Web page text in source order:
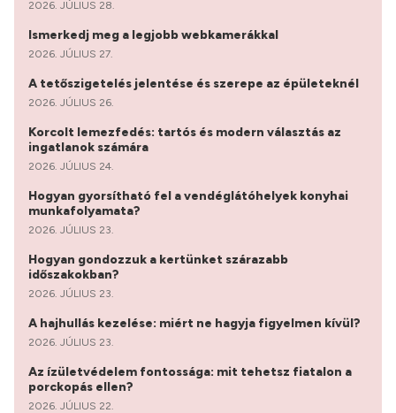
2026. JÚLIUS 28.
Ismerkedj meg a legjobb webkamerákkal
2026. JÚLIUS 27.
A tetőszigetelés jelentése és szerepe az épületeknél
2026. JÚLIUS 26.
Korcolt lemezfedés: tartós és modern választás az
ingatlanok számára
2026. JÚLIUS 24.
Hogyan gyorsítható fel a vendéglátóhelyek konyhai
munkafolyamata?
2026. JÚLIUS 23.
Hogyan gondozzuk a kertünket szárazabb
időszakokban?
2026. JÚLIUS 23.
A hajhullás kezelése: miért ne hagyja figyelmen kívül?
2026. JÚLIUS 23.
Az ízületvédelem fontossága: mit tehetsz fiatalon a
porckopás ellen?
2026. JÚLIUS 22.